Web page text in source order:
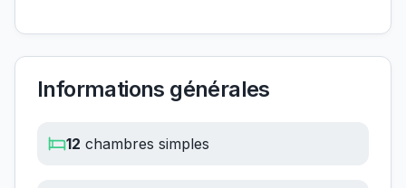
Informations générales
12 chambres simples